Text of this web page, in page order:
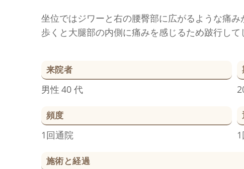
坐位ではジワーと右の腰臀部に広がるような痛み
歩くと大腿部の内側に痛みを感じるため跛行して
来院者
男性 40 代
頻度
1回通院
施術と経過